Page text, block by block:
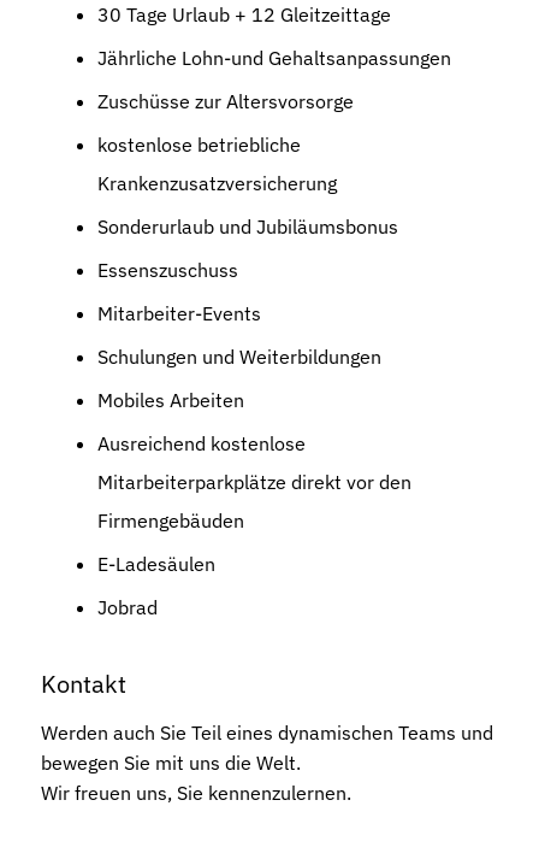
30 Tage Urlaub + 12 Gleitzeittage
Jährliche Lohn-und Gehaltsanpassungen
Zuschüsse zur Altersvorsorge
kostenlose betriebliche
Krankenzusatzversicherung
Sonderurlaub und Jubiläumsbonus
Essenszuschuss
Mitarbeiter-Events
Schulungen und Weiterbildungen
Mobiles Arbeiten
Ausreichend kostenlose
Mitarbeiterparkplätze direkt vor den
Firmengebäuden
E-Ladesäulen
Jobrad
Kontakt
Werden auch Sie Teil eines dynamischen Teams und
bewegen Sie mit uns die Welt.
Wir freuen uns, Sie kennenzulernen.